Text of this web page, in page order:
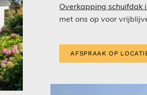
Overkapping schuifdak
met ons op voor
AFSPRAAK OP